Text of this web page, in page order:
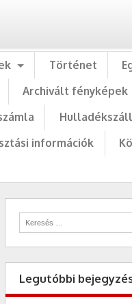
Történet
Archivált fényképek
információk
Legutóbbi